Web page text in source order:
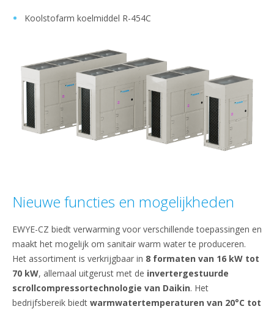
Koolstofarm koelmiddel R-454C
Nieuwe functies en mogelijkheden
EWYE-CZ biedt verwarming voor verschillende toepassingen en
maakt het mogelijk om sanitair warm water te produceren.
Het assortiment is verkrijgbaar in 8 formaten van 16 kW tot
70 kW, allemaal uitgerust met de invertergestuurde
scrollcompressortechnologie van Daikin. Het
bedrijfsbereik biedt warmwatertemperaturen van 20°C tot